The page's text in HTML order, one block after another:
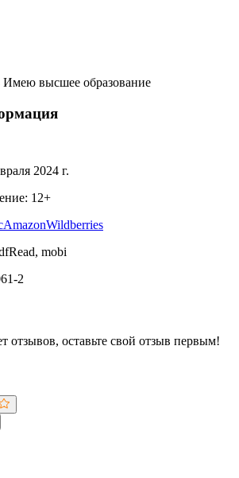
Имею высшее образование
2024 г.
12+
AmazonWildberries
mobi
2
отзывов, оставьте свой отзыв первым!